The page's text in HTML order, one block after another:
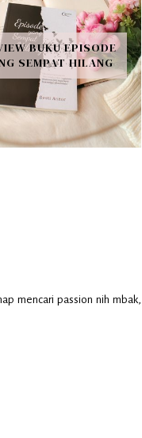
BUKU EPISODE
SEMPAT HILANG
mencari passion nih mbak,